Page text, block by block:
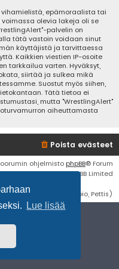
Lue lisää
epämoraalista tai
olevia lakeja oli se
palvelin on
tätä vastoin voidaan sinut
käyttäjistä ja tarvittaessa
Kaikkien viestien IP-osoite
tarkkailua varten. Hyväksyt,
siirtää ja sulkea mikä
Suostut myös siihen,
Tätä tietoa ei
mutta "WrestlingAlert"
aiheuttamasta
Poista evästeet
ohjelmisto phpBB® Forum
Software © phpBB Limited
(lurttinen, harritapio, Pettis)